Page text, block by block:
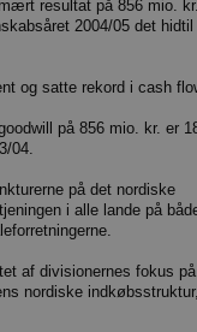
resultat på 856 mio.
2004/05 det hidtil
og satte rekord i cash
på 856 mio. kr. er
04.
på det nordiske
i alle lande på
af divisionernes fokus på
nordiske